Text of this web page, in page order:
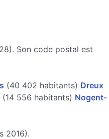
Son code postal est
(40 402 habitants) Dreux
(14 556 habitants) Nogent-
2016).